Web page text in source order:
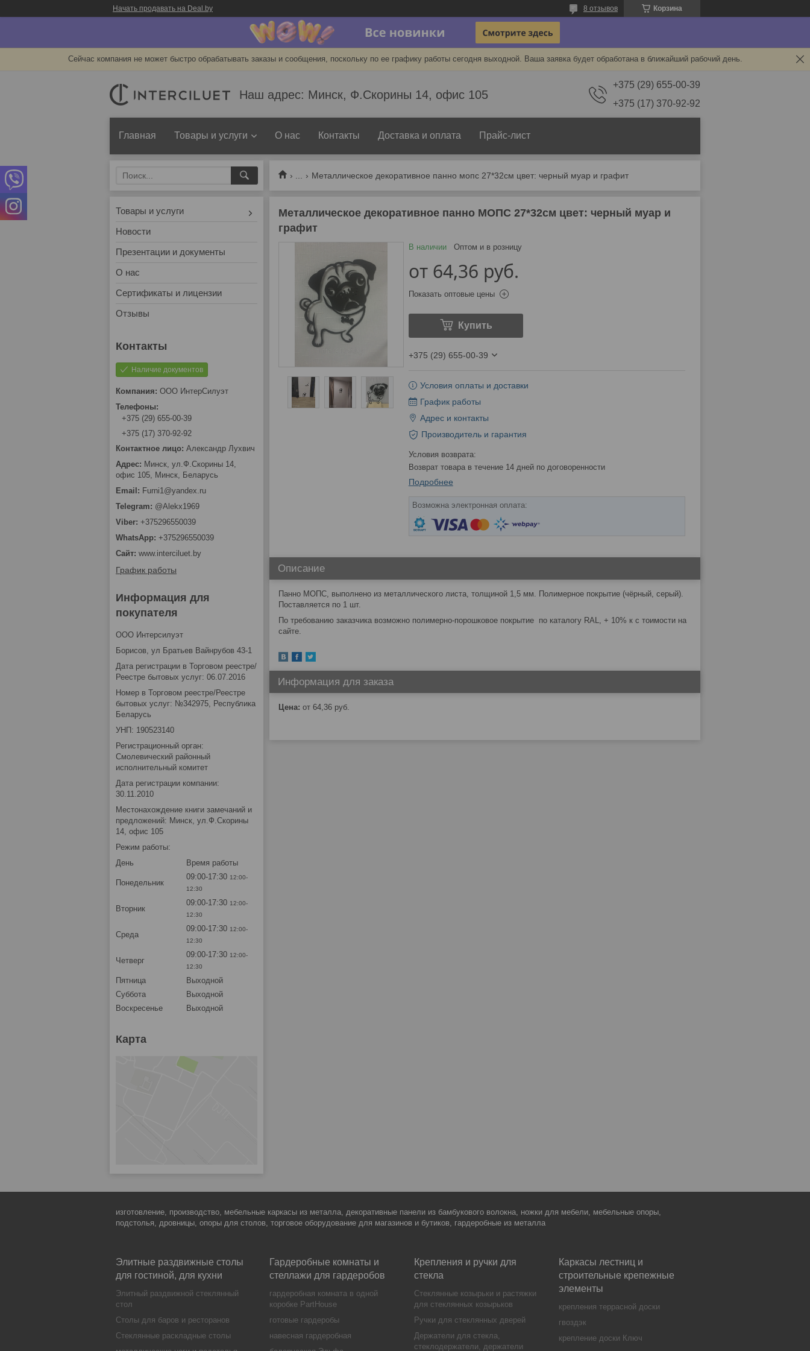
Начать продавать на Deal.by Корзина
8 отзывов
Сейчас компания не может быстро обрабатывать заказы и сообщения, поскольку по ее графику работы сегодня выходной. Ваша заявка будет обработана в ближайший рабочий день.
Наш адрес: Минск, Ф.Скорины 14, офис 105
+375 (29) 655-00-39
+375 (17) 370-92-92
Главная Товары и услуги О нас Контакты Доставка и оплата Прайс-лист
Металлическое декоративное панно мопс 27*32см цвет: черный муар и графит
Металлическое декоративное панно МОПС 27*32см цвет: черный муар и
графит
В наличии Оптом и в розницу
от 64,36 руб.
Показать оптовые цены
Купить
+375 (29) 655-00-39
Условия оплаты и доставки
График работы
Адрес и контакты
Производитель и гарантия
возврат товара в течение 14 дней по договоренности
Подробнее
Описание
Панно МОПС, выполнено из металлического листа, толщиной 1,5 мм. Полимерное покрытие (чёрный, серый).
Поставляется по 1 шт.
По требованию заказчика возможно полимерно-порошковое покрытие по каталогу RAL, + 10% к с тоимости на
сайте.
Информация для заказа
Цена: от 64,36 руб.
Товары и услуги
Новости
Презентации и документы
О нас
Сертификаты и лицензии
Отзывы
Наличие документов
OOO ИнтерCилуэт
+375 (29) 655-00-39
+375 (17) 370-92-92
Александр Лухвич
Минск, ул.Ф.Скорины 14,
офис 105, Минск, Беларусь
Furni1@yandex.ru
@Alekx1969
+375296550039
+375296550039
www.interciluet.by
График работы
Информация для
покупателя
OOO Интерсилуэт
Борисов, ул Братьев Вайнрубов 43-1
Дата регистрации в Торговом реестре/
Реестре бытовых услуг: 06.07.2016
Номер в Торговом реестре/Реестре
бытовых услуг: №342975, Республика
Беларусь
УНП: 190523140
Регистрационный орган:
Смолевический районный
исполнительный комитет
Дата регистрации компании:
30.11.2010
Местонахождение книги замечаний и
предложений: Минск, ул.Ф.Скорины
14, офис 105
Режим работы:
День
Время работы
Понедельник
09:00-17:30 12:00-
12:30
Вторник
09:00-17:30 12:00-
12:30
Среда
09:00-17:30 12:00-
12:30
Четверг
09:00-17:30 12:00-
12:30
Пятница
Выходной
Суббота
Выходной
Воскресенье
Выходной
Карта
изготовление, производство, мебельные каркасы из металла, декоративные панели из бамбукового волокна, ножки для мебели, мебельные опоры,
подстолья, дровницы, опоры для столов, торговое оборудование для магазинов и бутиков, гардеробные из металла
Элитные раздвижные столы
для гостиной, для кухни
Элитный раздвижной стеклянный
стол
Столы для баров и ресторанов
Стеклянные раскладные столы
Гардеробные комнаты и
стеллажи для гардеробов
гардеробная комната в одной
коробке PartHouse
готовые гардеробы
навесная гардеробная
Крепления и ручки для
стекла
Стеклянные козырьки и растяжки
для стеклянных козырьков
Ручки для стеклянных дверей
Держатели для стекла,
стеклодержатели, держатели
Каркасы лестниц и
строительные крепежные
элементы
крепления террасной доски
гвоздэк
крепление доски Ключ